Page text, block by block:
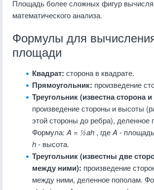
Площадь более сложных фигур
математического анализа.
Формулы для
площади
Квадрат: сторона в квадрате.
Прямоугольник: произведение
Треугольник (известна сторона
произведение стороны и высоты
этой стороны до ребра), деленное
Формула: A = ½ah , гдеA -
h- высота.
Треугольник (известны две
между ними): произведение
между ними, деленное пополам.